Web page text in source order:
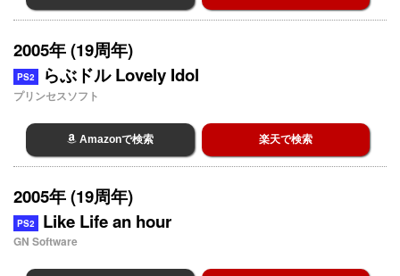
2005年 (19周年)
PS2 らぶドル Lovely Idol
プリンセスソフト
Amazonで検索 楽天で検索
2005年 (19周年)
PS2 Like Life an hour
GN Software